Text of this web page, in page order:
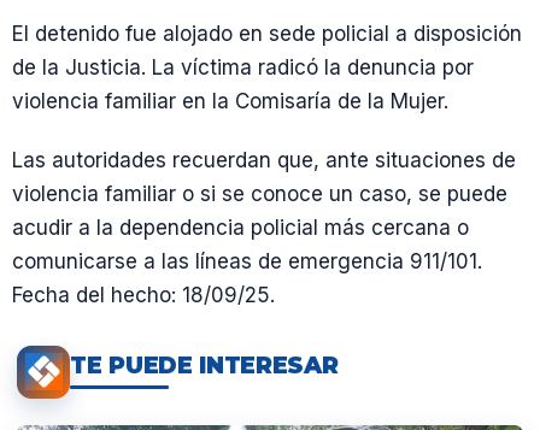
El detenido fue alojado en sede policial a disposición
de la Justicia. La víctima radicó la denuncia por
violencia familiar en la Comisaría de la Mujer.
Las autoridades recuerdan que, ante situaciones de
violencia familiar o si se conoce un caso, se puede
acudir a la dependencia policial más cercana o
comunicarse a las líneas de emergencia 911/101.
Fecha del hecho: 18/09/25.
TE PUEDE INTERESAR